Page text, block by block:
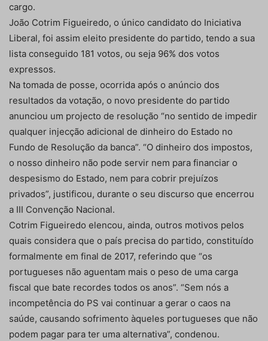
cargo.
João Cotrim Figueiredo, o único candidato do Iniciativa
Liberal, foi assim eleito presidente do partido, tendo a sua
lista conseguido 181 votos, ou seja 96% dos votos
expressos.
Na tomada de posse, ocorrida após o anúncio dos
resultados da votação, o novo presidente do partido
anunciou um projecto de resolução “no sentido de impedir
qualquer injecção adicional de dinheiro do Estado no
Fundo de Resolução da banca”. “O dinheiro dos impostos,
o nosso dinheiro não pode servir nem para financiar o
despesismo do Estado, nem para cobrir prejuízos
privados”, justificou, durante o seu discurso que encerrou
a III Convenção Nacional.
Cotrim Figueiredo elencou, ainda, outros motivos pelos
quais considera que o país precisa do partido, constituído
formalmente em final de 2017, referindo que “os
portugueses não aguentam mais o peso de uma carga
fiscal que bate recordes todos os anos”. “Sem nós a
incompetência do PS vai continuar a gerar o caos na
saúde, causando sofrimento àqueles portugueses que não
podem pagar para ter uma alternativa”, condenou.